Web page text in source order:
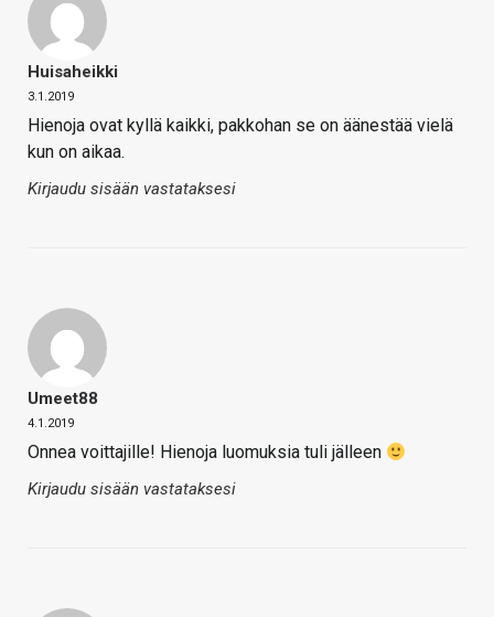
Huisaheikki
3.1.2019
Hienoja ovat kyllä kaikki, pakkohan se on äänestää vielä
kun on aikaa.
Kirjaudu sisään vastataksesi
Umeet88
4.1.2019
Onnea voittajille! Hienoja luomuksia tuli jälleen
Kirjaudu sisään vastataksesi